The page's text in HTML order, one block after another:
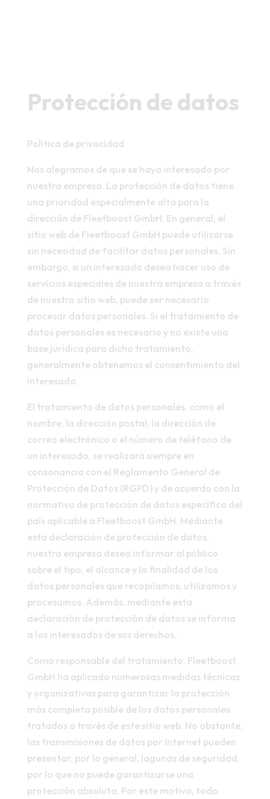
Protección de datos
Política de privacidad
Nos alegramos de que se haya interesado por
nuestra empresa. La protección de datos tiene
una prioridad especialmente alta para la
dirección de Fleetboost GmbH. En general, el
sitio web de Fleetboost GmbH puede utilizarse
sin necesidad de facilitar datos personales. Sin
embargo, si un interesado desea hacer uso de
servicios especiales de nuestra empresa a través
de nuestro sitio web, puede ser necesario
procesar datos personales. Si el tratamiento de
datos personales es necesario y no existe una
base jurídica para dicho tratamiento,
generalmente obtenemos el consentimiento del
interesado.
El tratamiento de datos personales, como el
nombre, la dirección postal, la dirección de
correo electrónico o el número de teléfono de
un interesado, se realizará siempre en
consonancia con el Reglamento General de
Protección de Datos (RGPD) y de acuerdo con la
normativa de protección de datos específica del
país aplicable a Fleetboost GmbH. Mediante
esta declaración de protección de datos,
nuestra empresa desea informar al público
sobre el tipo, el alcance y la finalidad de los
datos personales que recopilamos, utilizamos y
procesamos. Además, mediante esta
declaración de protección de datos se informa
a los interesados de sus derechos.
Como responsable del tratamiento, Fleetboost
GmbH ha aplicado numerosas medidas técnicas
y organizativas para garantizar la protección
más completa posible de los datos personales
tratados a través de este sitio web. No obstante,
las transmisiones de datos por Internet pueden
presentar, por lo general, lagunas de seguridad,
por lo que no puede garantizarse una
protección absoluta. Por este motivo, todo